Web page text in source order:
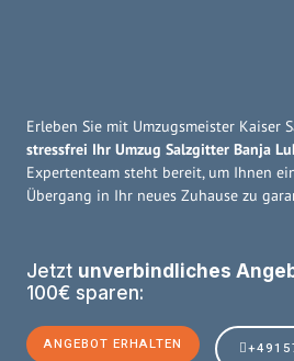
Erleben Sie mit Umzugsmeister Kaiser
stressfrei Ihr Umzug Salzgitter Banja
Expertenteam steht bereit, um Ihnen
Übergang in Ihr neues Zuhause zu
Jetzt unverbindliches
100€ sparen:
ANGEBOT ERHALTEN